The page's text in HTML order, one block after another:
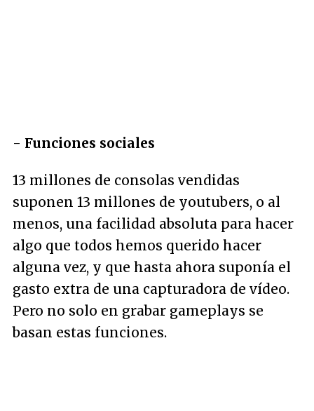
- Funciones sociales
13 millones de consolas vendidas
suponen 13 millones de youtubers, o al
menos, una facilidad absoluta para hacer
algo que todos hemos querido hacer
alguna vez, y que hasta ahora suponía el
gasto extra de una capturadora de vídeo.
Pero no solo en grabar gameplays se
basan estas funciones.